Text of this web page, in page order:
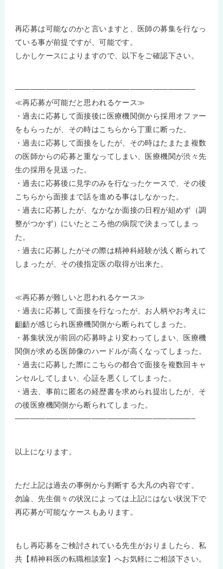
再応募は可能なのかと言いますと、医師の募集を行なっ
ている事が前提ですが、可能です。
しかしケースによりますので、以下をご確認下さい。
———————————————————————–
≪再応募が可能だと思われるケース≫
・過去に応募して面接後に医療機関側から採用オファー
をもらったが、その時はこちらから丁重に断った。
・過去に応募して面接をしたが、その時はたまたま複数
の医師からの応募と重なってしまい、医療機関が渋々先
生の採用を見送った。
・過去に応募後に見学のみを行なったケースで、その後
こちらから面接まで話を進める事はしなかった。
・過去に応募したが、なかなか面接の日程が組めず（調
整がつかず）にいたところ他の病院で決まってしまっ
た。
・過去に応募したがその際は精神科経験が浅く断られて
しまったが、その後指定医の取得が出来た。
≪再応募が難しいと思われるケース≫
・過去に応募して面接を行なったが、お人柄やお考えに
齟齬が感じられ医療機関側から断られてしまった。
・募集状況が前回の応募時より変わってしまい、医療機
関側が求める医師像のハードルが高くなってしまった。
・過去に応募した際にこちらの都合で面接を複数回キャ
ンセルしてしまい、心証を悪くしてしまった。
・過去、事前に匿名の経歴書を求められ提出したが、そ
の後医療機関側から断られてしまった。
———————————————————————–
以上になります。
ただ上記は過去の事例から判断する大凡の内容です。
勿論、先生個々の状況によっては上記にはない状況下で
再応募が可能なケースもあります。
もし再応募をご検討されている先生がおりましたら、私
共【精神科医の転職相談室】へお気軽にご相談下さい。